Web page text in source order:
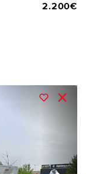
2.200€